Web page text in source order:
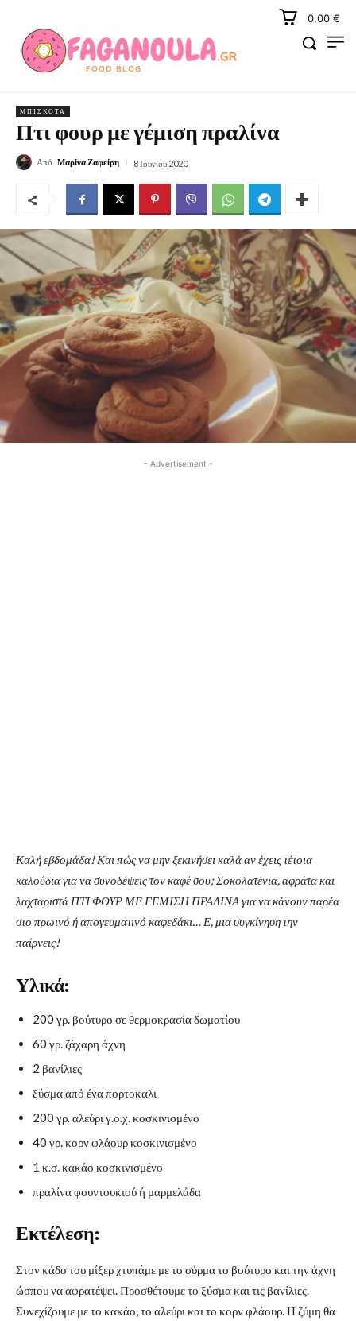
0,00 €
ΜΠΙΣΚΌΤΑ
Πτι φουρ με γέμιση πραλίνα
Από Μαρίνα Ζαφείρη 8 Ιουνίου 2020
- Advertisement -
Καλή εβδομάδα! Και πώς να μην ξεκινήσει καλά αν έχεις τέτοια
καλούδια για να συνοδέψεις τον καφέ σου; Σοκολατένια, αφράτα και
λαχταριστά ΠΤΙ ΦΟΥΡ ΜΕ ΓΕΜΙΣΗ ΠΡΑΛΙΝΑ για να κάνουν παρέα
στο πρωινό ή απογευματινό καφεδάκι… Ε, μια συγκίνηση την
παίρνεις!
Υλικά:
200 γρ. βούτυρο σε θερμοκρασία δωματίου
60 γρ. ζάχαρη άχνη
2 βανίλιες
ξύσμα από ένα πορτοκαλι
200 γρ. αλεύρι γ.ο.χ. κοσκινισμένο
40 γρ. κορν φλάουρ κοσκινισμένο
1 κ.σ. κακάο κοσκινισμένο
πραλίνα φουντουκιού ή μαρμελάδα
Εκτέλεση:
Στον κάδο του μίξερ χτυπάμε με το σύρμα το βούτυρο και την άχνη
ώσπου να αφρατέψει. Προσθέτουμε το ξύσμα και τις βανίλιες.
Συνεχίζουμε με το κακάο, το αλεύρι και το κορν φλάουρ. Η ζύμη θα